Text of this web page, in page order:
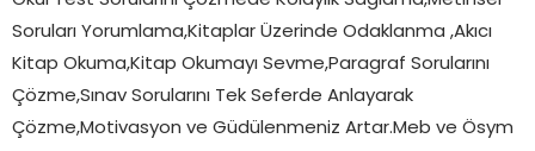
Soruları Yorumlama,Kitaplar Üzerinde Odaklanma ,Akıcı
Kitap Okuma,Kitap Okumayı Sevme,Paragraf Sorularını
Çözme,Sınav Sorularını Tek Seferde Anlayarak
Çözme,Motivasyon ve Güdülenmeniz Artar.Meb ve Ösym